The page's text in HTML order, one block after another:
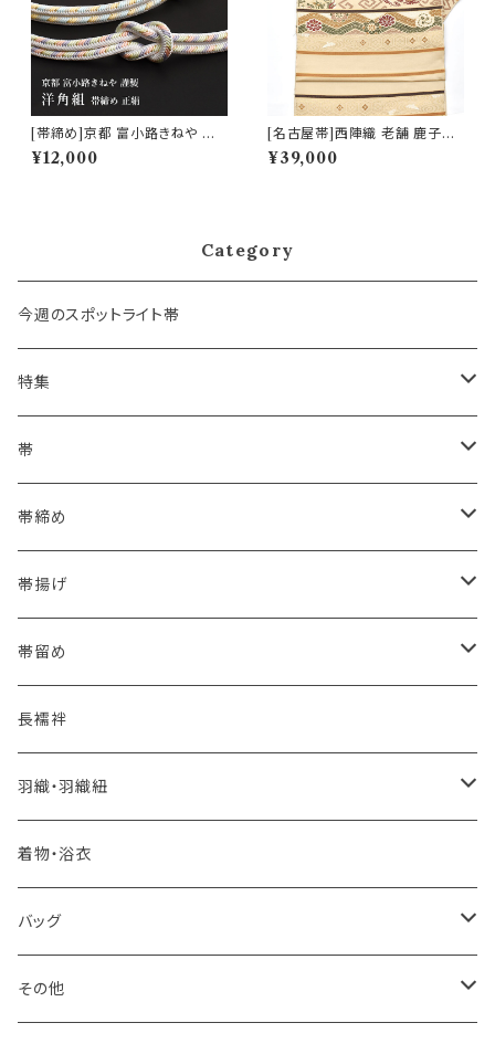
[帯締め]京都 富小路きねや 謹
製 洋角組 正絹 日本製 (商品番
号:14755)
¥12,000
[名古屋帯]西陣織 老舗 鹿子井
山田 謹製 九寸帯 正絹 日本製
(商品番号:22484)
¥39,000
Category
今週のスポットライト帯
特集
浴衣にも！夏の帯揚げ
海のいろ ～sea-green～
格ある夏の名古屋帯（都の絽綴れ）
おとなの浴衣(有松 鳴海絞り)
自宅で洗える！本麻長襦袢
憧れの高級カジュアル帯
河合美術織物 訪問着に合わせる袋帯
訪問着に合わせるフォーマル帯
３万円台♪高見え袋帯・名古屋帯
帯
- 博多帯
夏・単衣用(夏帯)
- 西陣織
夏・単衣用(夏帯)
- 紬帯・自然布
- 琉球帯
- 染め帯
- 袋帯・洒落袋帯
- 名古屋帯
八寸名古屋帯 (松葉仕立て)
- オールシーズン帯
帯締め
- おびやオリジナル
- 細平唐組 (7mmスリム帯締め)
- 田中節子
帯揚げ
- おびやオリジナル
- 京都 三浦清商店
- 大津工房 荒尾ちどり
帯留め
-おびやオリジナル
長襦袢
羽織・羽織紐
-おびやオリジナル
着物・浴衣
バッグ
-おびやオリジナル
その他